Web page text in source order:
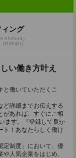
ング
010563）
010249）
い働き方叶え
働いていただくこ
ど詳細までお伝えする
があれば、すぐにご相
ます。『登録して良か
ト！あなたらしく働け
定制度」において、優
人気企業をはじめ、